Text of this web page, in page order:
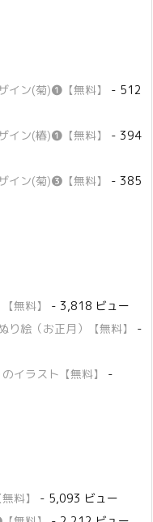
イン(菊)❶【無料】
- 512
イン(椿)❶【無料】
- 394
イン(菊)❸【無料】
- 385
無料】
- 3,818 ビュー
り絵（お正月）【無料】
-
イラスト【無料】
-
料】
- 5,093 ビュー